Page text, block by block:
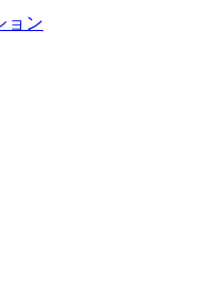
ョン